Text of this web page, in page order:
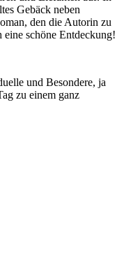
Gebäck neben
den die Autorin zu
eine schöne Entdeckung!
und Besondere, ja
zu einem ganz